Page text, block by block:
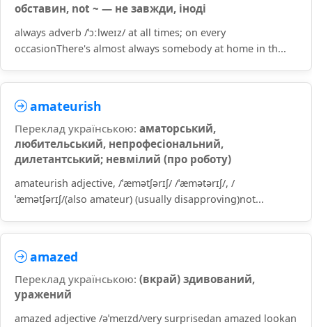
обставин, not ~ — не завжди, іноді
always adverb /ˈɔːlweɪz/ at all times; on every
occasionThere's almost always somebody at home in th...
amateurish
Переклад українською: аматорський,
любительський, непрофесіональний,
дилетантський; невмілий (про роботу)
amateurish adjective, /ˈæmətʃərɪʃ/ /ˈæmətərɪʃ/, /
ˈæmətʃərɪʃ/(also amateur) (usually disapproving)not...
amazed
Переклад українською: (вкрай) здивований,
уражений
amazed adjective /əˈmeɪzd/very surprisedan amazed lookan